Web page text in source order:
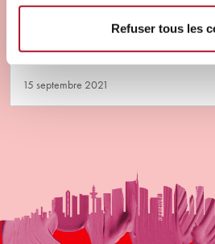
Refuser tous les
THE STARS
ÉTOILES!VOLUME, LIFT,
UN INSTANT! LE MASCARA QUI
VRAI!Des cils et encore des…
15 septembre 2021